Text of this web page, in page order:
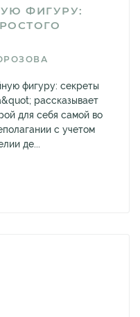
ФИГУРУ:
фигуру: секреты
рассказывает
для себя самой во
с учетом
де...